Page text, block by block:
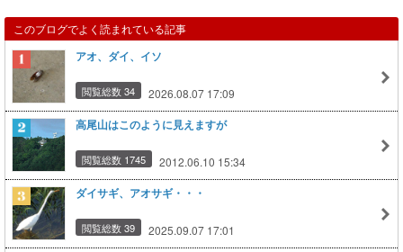
このブログでよく読まれている記事
アオ、ダイ、イソ
閲覧総数 34 2026.08.07 17:09
高尾山はこのように見えますが
閲覧総数 1745 2012.06.10 15:34
ダイサギ、アオサギ・・・
閲覧総数 39 2025.09.07 17:01